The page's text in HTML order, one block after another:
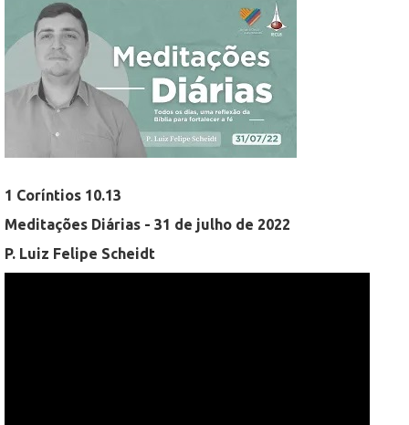
1 Coríntios 10.13
Meditações Diárias - 31 de julho de 2022
P. Luiz Felipe Scheidt